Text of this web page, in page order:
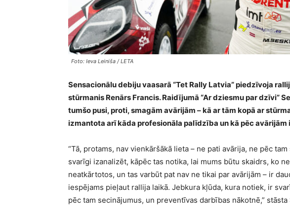
Foto: Ieva Leiniša / LETA
Sensacionālu debiju vaasarā “Tet Rally Latvia” piedzīvoja
stūrmanis Renārs Francis. Raidījumā “Ar dziesmu par dzīvi”
tumšo pusi, proti, smagām avārijām – kā ar tām kopā ar
izmantota arī kāda profesionāla palīdzība un kā pēc avārijām
“Tā, protams, nav vienkāršākā lieta – ne pati avārija, ne pēc
svarīgi izanalizēt, kāpēc tas notika, lai mums būtu skaidrs, ko
neatkārtotos, un tas varbūt pat nav ne tikai par avārijām – ir
iespējams pieļaut rallija laikā. Jebkura kļūda, kura notiek, ir
pēc tam secinājumus, un preventīvas darbības nākotnē,” stāsta